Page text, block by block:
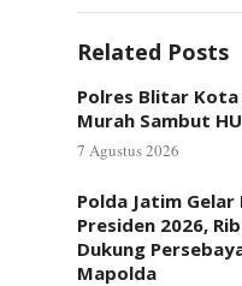
Related Posts
Polres Blitar Kota
Murah Sambut
7 Agustus 2026
Polda Jatim Gelar
Presiden 2026,
Dukung
Mapolda